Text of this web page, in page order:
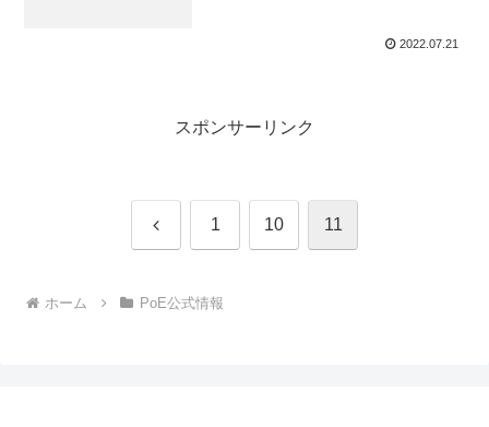
2022.07.21
スポンサーリンク
前 1 10 11
ホーム PoE公式情報